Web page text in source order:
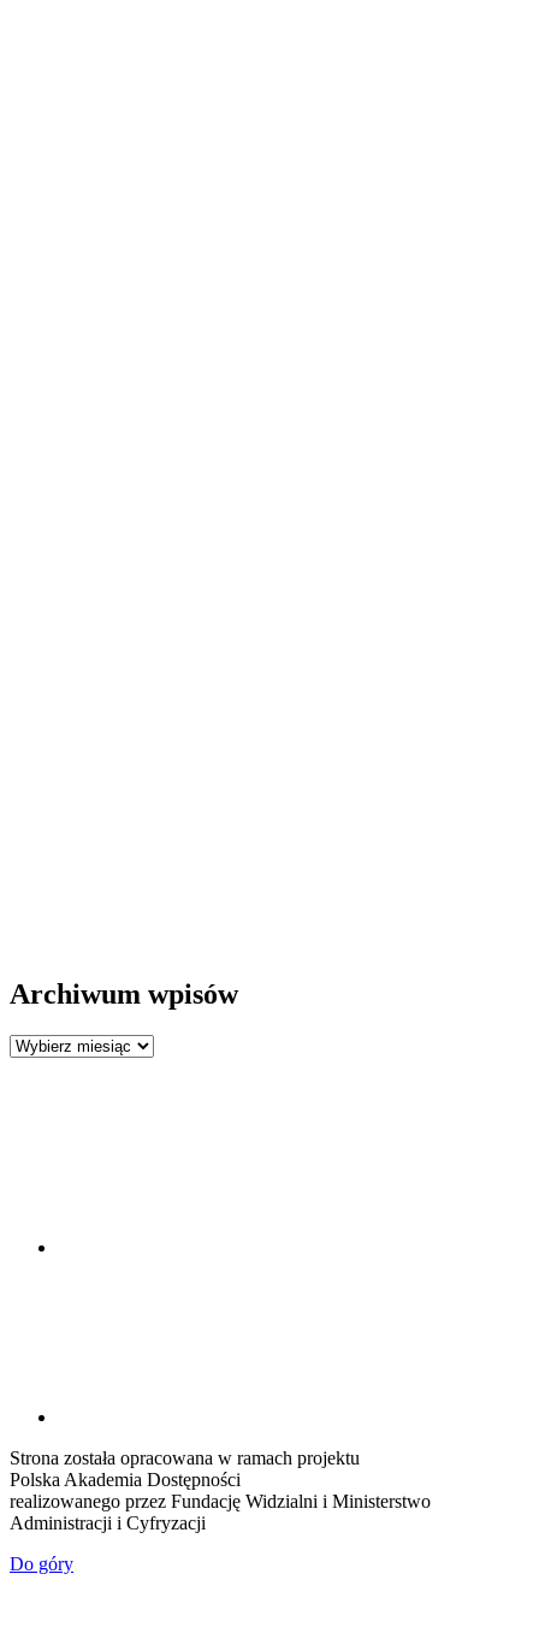
Archiwum wpisów
Strona została opracowana w ramach projektu
Polska Akademia Dostępności
realizowanego przez Fundację Widzialni i Ministerstwo
Administracji i Cyfryzacji
Do góry